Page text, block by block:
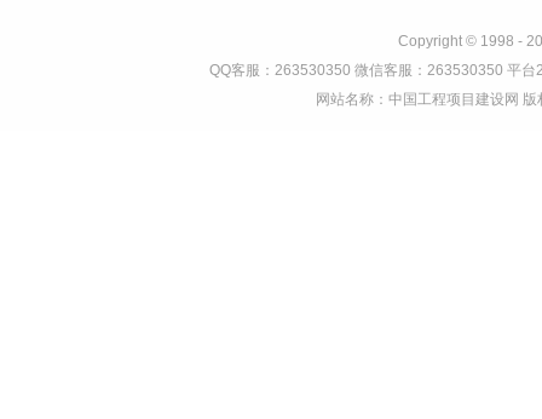
Copyright © 1998 -
QQ客服：263530350 微信客服：263530350 平
网站名称：中国工程项目建设网